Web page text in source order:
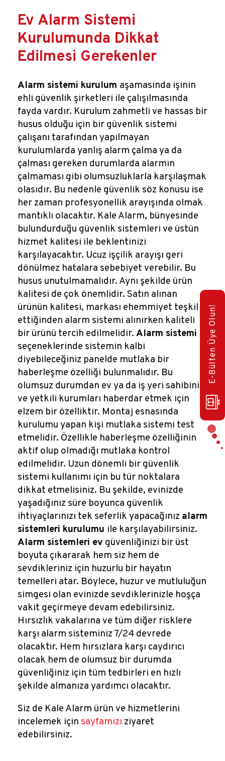
Ev Alarm Sistemi
Kurulumunda Dikkat
Edilmesi Gerekenler
Alarm sistemi kurulum aşamasında işinin
ehli güvenlik şirketleri ile çalışılmasında
fayda vardır. Kurulum zahmetli ve hassas bir
husus olduğu için bir güvenlik sistemi
çalışanı tarafından yapılmayan
kurulumlarda yanlış alarm çalma ya da
çalması gereken durumlarda alarmın
çalmaması gibi olumsuzluklarla karşılaşmak
olasıdır. Bu nedenle güvenlik söz konusu ise
her zaman profesyonellik arayışında olmak
mantıklı olacaktır. Kale Alarm, bünyesinde
bulundurduğu güvenlik sistemleri ve üstün
hizmet kalitesi ile beklentinizi
karşılayacaktır. Ucuz işçilik arayışı geri
dönülmez hatalara sebebiyet verebilir. Bu
husus unutulmamalıdır. Aynı şekilde ürün
kalitesi de çok önemlidir. Satın alınan
ürünün kalitesi, markası ehemmiyet teşkil
ettiğinden alarm sistemi alınırken kaliteli
bir ürünü tercih edilmelidir. Alarm sistemi
seçeneklerinde sistemin kalbi
diyebileceğiniz panelde mutlaka bir
haberleşme özelliği bulunmalıdır. Bu
olumsuz durumdan ev ya da iş yeri sahibini
ve yetkili kurumları haberdar etmek için
elzem bir özelliktir. Montaj esnasında
kurulumu yapan kişi mutlaka sistemi test
etmelidir. Özellikle haberleşme özelliğinin
aktif olup olmadığı mutlaka kontrol
edilmelidir. Uzun dönemli bir güvenlik
sistemi kullanımı için bu tür noktalara
dikkat etmelisiniz. Bu şekilde, evinizde
yaşadığınız süre boyunca güvenlik
ihtiyaçlarınızı tek seferlik yapacağınız alarm
sistemleri kurulumu ile karşılayabilirsiniz.
Alarm sistemleri ev güvenliğinizi bir üst
boyuta çıkararak hem siz hem de
sevdikleriniz için huzurlu bir hayatın
temelleri atar. Böylece, huzur ve mutluluğun
simgesi olan evinizde sevdiklerinizle hoşça
vakit geçirmeye devam edebilirsiniz.
Hırsızlık vakalarına ve tüm diğer risklere
karşı alarm sisteminiz 7/24 devrede
olacaktır. Hem hırsızlara karşı caydırıcı
olacak hem de olumsuz bir durumda
güvenliğiniz için tüm tedbirleri en hızlı
şekilde almanıza yardımcı olacaktır.
Siz de Kale Alarm ürün ve hizmetlerini
incelemek için sayfamızı ziyaret
edebilirsiniz.
E-Bülten Üye Olun!